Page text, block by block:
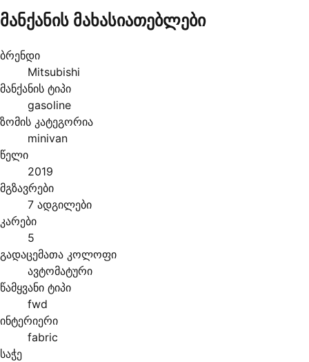
მანქანის მახასიათებლები
ბრენდი
Mitsubishi
მანქანის ტიპი
gasoline
ზომის კატეგორია
minivan
წელი
2019
მგზავრები
7 ადგილები
კარები
5
გადაცემათა კოლოფი
ავტომატური
წამყვანი ტიპი
fwd
ინტერიერი
fabric
საჭე